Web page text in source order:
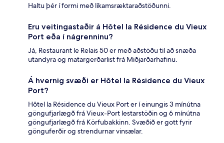
Haltu þér í formi með líkamsræktaraðstöðunni.
Eru veitingastaðir á Hôtel la Résidence du Vieux
Port eða í nágrenninu?
Já, Restaurant le Relais 50 er með aðstöðu til að snæða
utandyra og matargerðarlist frá Miðjarðarhafinu.
Á hvernig svæði er Hôtel la Résidence du Vieux
Port?
Hôtel la Résidence du Vieux Port er í einungis 3 mínútna
göngufjarlægð frá Vieux-Port lestarstöðin og 6 mínútna
göngufjarlægð frá Körfubakkinn. Svæðið er gott fyrir
gönguferðir og strendurnar vinsælar.